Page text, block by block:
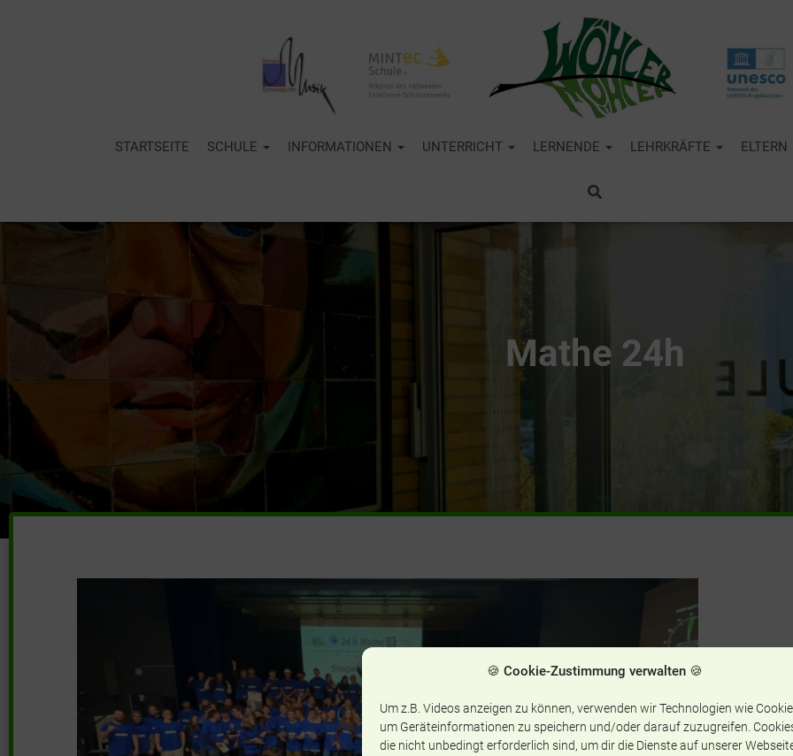
🍪 Cookie-Zustimmung verwalten 🍪
Um z.B. Videos anzeigen zu können, verwenden wir Technologien wie
um Geräteinformationen zu speichern und/oder darauf zuzugreifen.
die nicht unbedingt erforderlich sind, um dir die Dienste auf unserer
STARTSEITE SCHULE INFORMATIONEN UNTERRICHT LERNENDE LEHRKRÄFTE ELTERN
Mathe 24h